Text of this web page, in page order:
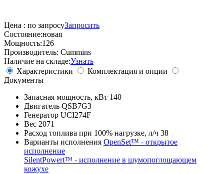
Цена : по запросуЗапросить
Состояние:новая
Мощность:126
Производитель: Cummins
Наличие на складе:Узнать
Характеристики
Комплектация и опции
Документы
Запасная мощность, кВт 140
Двигатель QSB7G3
Генератор UCI274F
Вес 2071
Расход топлива при 100% нагрузке, л/ч 38
Варианты исполнения OpenSet™ - открытое
исполнение
SilentPowert™ - исполнение в шумопоглощающем
кожухе